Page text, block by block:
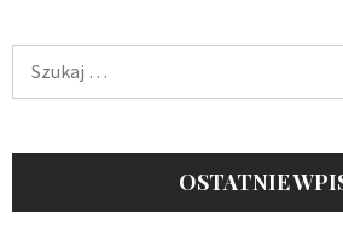
OSTATNIE